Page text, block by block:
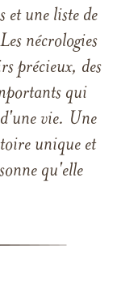
et une liste de
nécrologies
précieux, des
qui
vie. Une
unique et
qu'elle